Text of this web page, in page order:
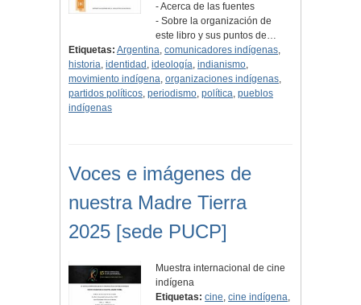
- Acerca de las fuentes
- Sobre la organización de
este libro y sus puntos de…
Etiquetas: Argentina, comunicadores indígenas,
historia, identidad , ideología, indianismo,
movimiento indígena, organizaciones indígenas,
partidos políticos, periodismo, política, pueblos
indígenas
Voces e imágenes de
nuestra Madre Tierra
2025 [sede PUCP]
Muestra internacional de cine
indígena
Etiquetas: cine,cine indígena,